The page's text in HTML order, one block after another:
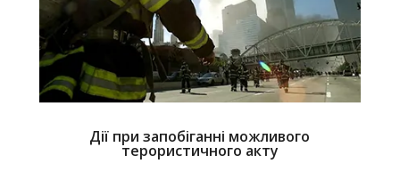
Дії при запобіганні можливого
терористичного акту